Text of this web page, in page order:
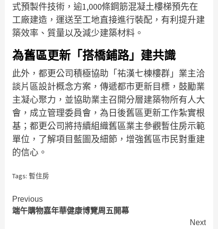
式預製件技術，逾1,000條鋼筋混凝土樓梯預先在
工廠建造，運送至工地直接進行裝配，有利提升建
築效率、質量以及減少建築材料。
為舊區更新「搭橋鋪路」建共識
此外，都更公司積極協助「祐漢七棟樓群」業主洽
談片區設計概念方案，傳遞都市更新目標，鼓勵業
主凝心聚力，並協助業主召開分層建築物所有人大
會，成立管理委員會，為日後舊區更新工作紮實根
基；都更公司將持續組織舊區業主參觀暫住房示範
單位，了解項目藍圖及細節，增強舊區市民對重建
的信心。
Tags: 暫住房
Continue
Reading
Previous
端午購物嘉年華健康博覽周五開幕
Next